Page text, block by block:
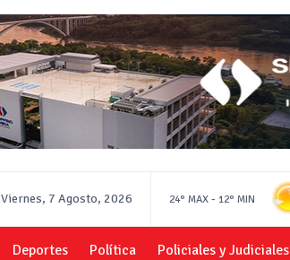
Viernes, 7 Agosto, 2026 24° MAX - 12° MIN
Deportes Política Policiales y Judiciales